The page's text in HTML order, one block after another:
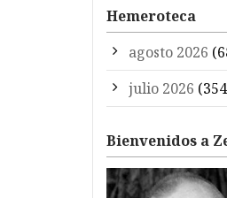
Hemeroteca
agosto 2026
julio 2026
Bienvenidos a